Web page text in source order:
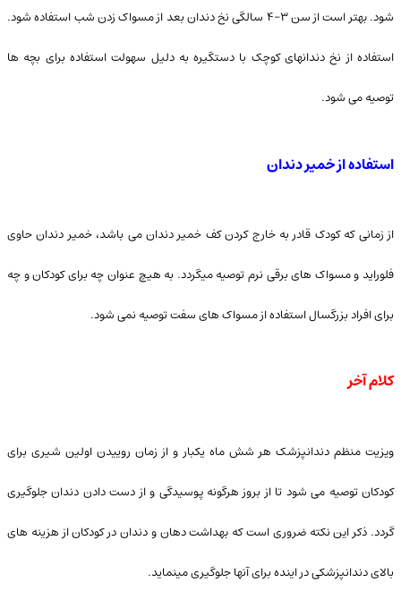
شود. بهتر است از سن ۳-۴ سالگی نخ دندان بعد از مسواک زدن شب استفاده شود.
استفاده از نخ دندانهای کوچک با دستگیره به دلیل سهولت استفاده برای بچه ها
توصیه می شود.
استفاده از خمیر دندان
از زمانی که کودک قادر به خارج کردن کف خمیر دندان می باشد، خمیر دندان حاوی
فلوراید و مسواک های برقی نرم توصیه میگردد. به هیچ عنوان چه برای کودکان و چه
برای افراد بزرگسال استفاده از مسواک های سفت توصیه نمی شود.
کلام آخر
ویزیت منظم دندانپزشک هر شش ماه یکبار و از زمان روییدن اولین شیری برای
کودکان توصیه می شود تا از بروز هرگونه پوسیدگی و از دست دادن دندان جلوگیری
گردد. ذکر این نکته ضروری است که بهداشت دهان و دندان در کودکان از هزینه های
بالای دندانپزشکی در اینده برای آنها جلوگیری مینماید.